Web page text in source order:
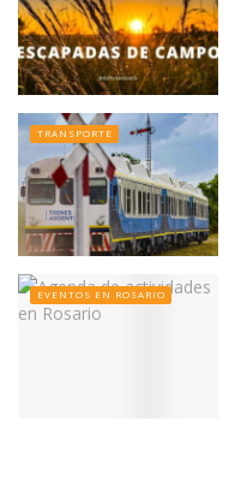
TRANSPORTE
EVENTOS EN ROSARIO